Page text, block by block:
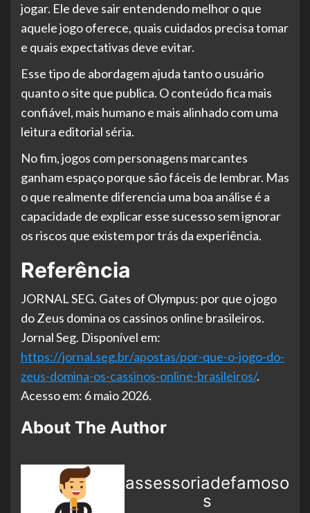
jogar. Ele deve sair entendendo melhor o que
aquele jogo oferece, quais cuidados precisa tomar
e quais expectativas deve evitar.
Esse tipo de abordagem ajuda tanto o usuário
quanto o site que publica. O conteúdo fica mais
confiável, mais humano e mais alinhado com uma
leitura editorial séria.
No fim, jogos com personagens marcantes
ganham espaço porque são fáceis de lembrar. Mas
o que realmente diferencia uma boa análise é a
capacidade de explicar esse sucesso sem ignorar
os riscos que existem por trás da experiência.
Referência
JORNAL SEG. Gates of Olympus: por que o jogo
do Zeus domina os cassinos online brasileiros.
Jornal Seg. Disponível em:
https://jornal.seg.br/apostas/por-que-o-jogo-do-
zeus-domina-os-cassinos-online-brasileiros/.
Acesso em: 6 maio 2026.
About The Author
assessoriadefamoso
s